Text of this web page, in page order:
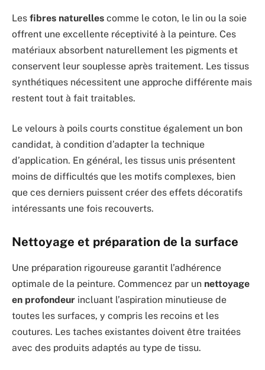
Les fibres naturelles comme le coton, le lin ou la soie
offrent une excellente réceptivité à la peinture. Ces
matériaux absorbent naturellement les pigments et
conservent leur souplesse après traitement. Les tissus
synthétiques nécessitent une approche différente mais
restent tout à fait traitables.
Le velours à poils courts constitue également un bon
candidat, à condition d’adapter la technique
d’application. En général, les tissus unis présentent
moins de difficultés que les motifs complexes, bien
que ces derniers puissent créer des effets décoratifs
intéressants une fois recouverts.
Nettoyage et préparation de la surface
Une préparation rigoureuse garantit l’adhérence
optimale de la peinture. Commencez par un nettoyage
en profondeur incluant l’aspiration minutieuse de
toutes les surfaces, y compris les recoins et les
coutures. Les taches existantes doivent être traitées
avec des produits adaptés au type de tissu.